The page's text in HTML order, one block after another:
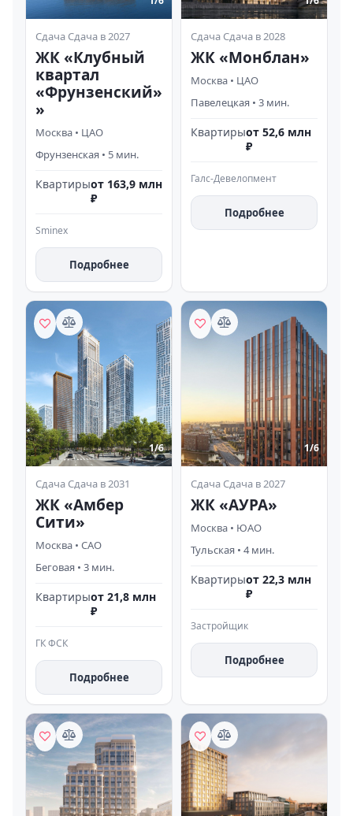
Сдача Сдача в 2027
ЖК «Клубный
квартал
«Фрунзенский»
»
Москва • ЦАО
Фрунзенская • 5 мин.
Квартирыот 163,9 млн
₽
Sminex
Подробнее
Сдача Сдача в 2028
ЖК «Монблан»
Москва • ЦАО
Павелецкая • 3 мин.
Квартирыот 52,6 млн
₽
Галс-Девелопмент
Подробнее
1/6
Сдача Сдача в 2031
ЖК «Амбер
Сити»
Москва • САО
Беговая • 3 мин.
Квартирыот 21,8 млн
₽
ГК ФСК
Подробнее
1/6
Сдача Сдача в 2027
ЖК «АУРА»
Москва • ЮАО
Тульская • 4мин.
Квартирыот 22,3 млн
₽
Застройщик
Подробнее